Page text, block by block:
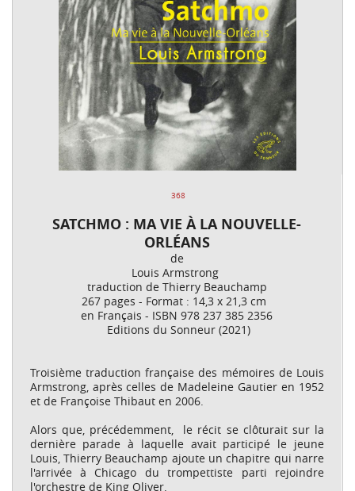
368
SATCHMO : MA VIEÀLA NOUVELLE-
ORLÉANS
de
Louis Armstrong
traduction de Thierry Beauchamp
267 pages - Format : 14,3 x 21,3 cm
en Français - ISBN 978 237 385 2356
Editions du Sonneur (2021)
Troisième traduction française des mémoires de Louis
Armstrong, après celles de Madeleine Gautier en 1952
et de Françoise Thibaut en 2006.
Alors que, précédemment, le récit se clôturait sur la
dernière parade à laquelle avait participé le jeune
Louis, Thierry Beauchamp ajoute un chapitre qui narre
l'arrivée à Chicago du trompettiste parti rejoindre
l'orchestre de King Oliver.